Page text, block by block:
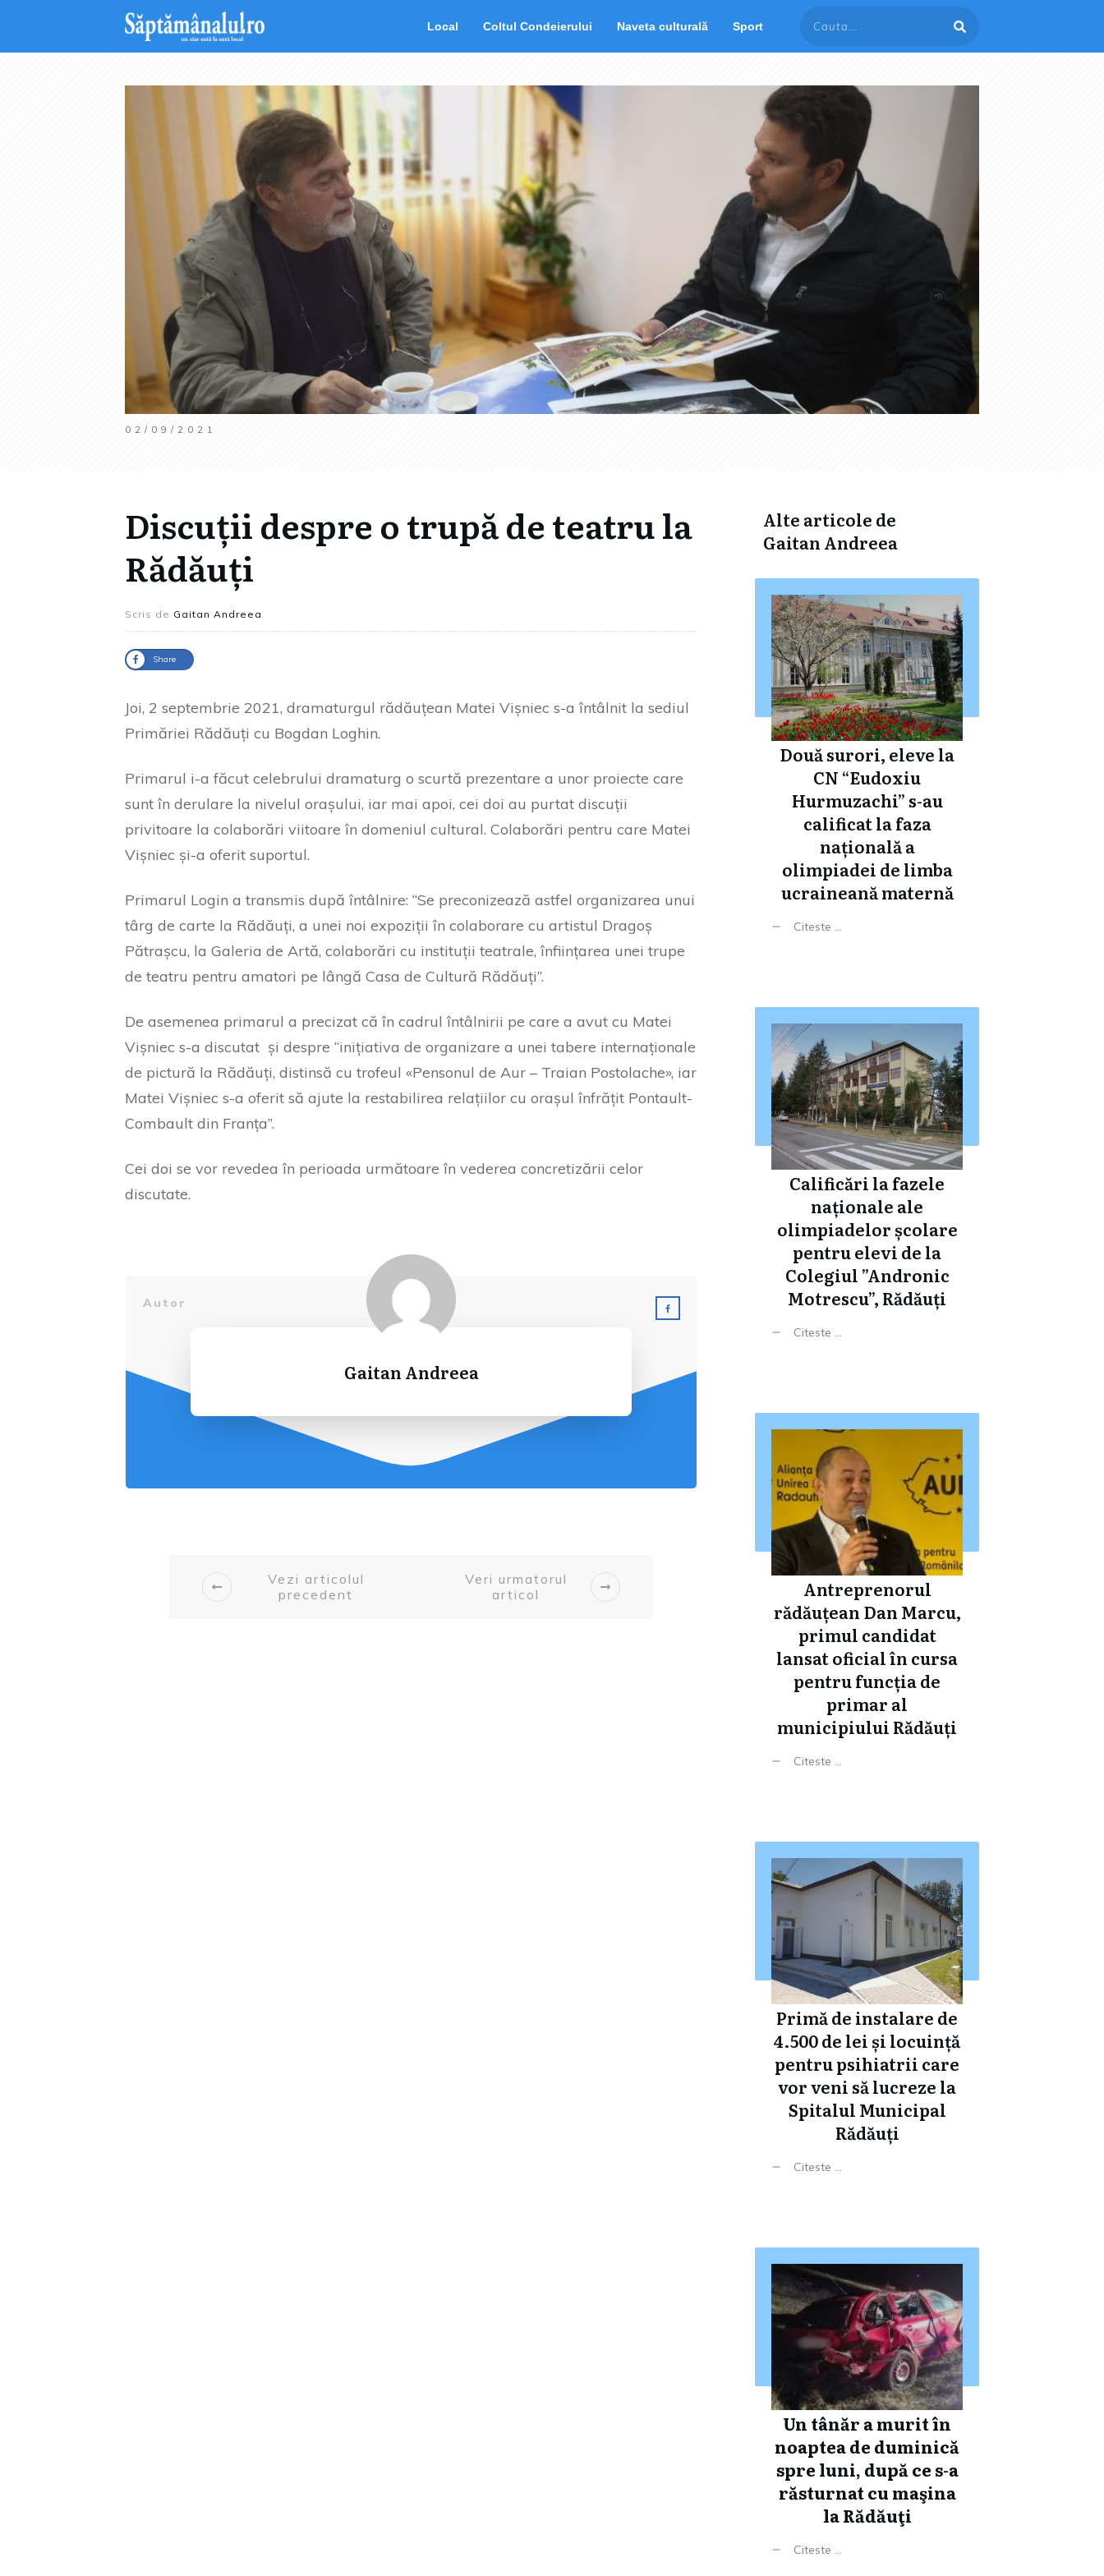
Local Coltul Condeierului Naveta culturală Sport
02/09/2021
Discuții despre o trupă de teatru la
Rădăuți
Scris de Gaitan Andreea
Share
Joi, 2 septembrie 2021, dramaturgul rădăuțean Matei Vișniec s-a întâlnit la sediul
Primăriei Rădăuți cu Bogdan Loghin.
Primarul i-a făcut celebrului dramaturg o scurtă prezentare a unor proiecte care
sunt în derulare la nivelul orașului, iar mai apoi, cei doi au purtat discuții
privitoare la colaborări viitoare în domeniul cultural. Colaborări pentru care Matei
Vișniec și-a oferit suportul.
Primarul Login a transmis după întâlnire: “Se preconizează astfel organizarea unui
târg de carte la Rădăuți, a unei noi expoziții în colaborare cu artistul Dragoș
Pătrașcu, la Galeria de Artă, colaborări cu instituții teatrale, înființarea unei trupe
de teatru pentru amatori pe lângă Casa de Cultură Rădăuți”.
De asemenea primarul a precizat că în cadrul întâlnirii pe care a avut cu Matei
Vișniec s-a discutat și despre “inițiativa de organizare a unei tabere internaționale
de pictură la Rădăuți, distinsă cu trofeul «Pensonul de Aur – Traian Postolache», iar
Matei Vișniec s-a oferit să ajute la restabilirea relațiilor cu orașul înfrățit Pontault-
Combault din Franța”.
Cei doi se vor revedea în perioada următoare în vederea concretizării celor
discutate.
Autor
Gaitan Andreea
Vezi articolul
precedent
Veri urmatorul
articol
Alte articole de
Gaitan Andreea
Două surori, eleve la
CN “Eudoxiu
Hurmuzachi” s-au
calificat la faza
națională a
olimpiadei de limba
ucraineană maternă
Citeste ...
Calificări la fazele
naționale ale
olimpiadelor școlare
pentru elevi de la
Colegiul ”Andronic
Motrescu”, Rădăuți
Citeste ...
Antreprenorul
rădăuțean Dan Marcu,
primul candidat
lansat oficial în cursa
pentru funcția de
primar al
municipiului Rădăuți
Citeste ...
Primă de instalare de
4.500 de lei și locuință
pentru psihiatrii care
vor veni să lucreze la
Spitalul Municipal
Rădăuți
Citeste ...
Un tânăr a murit în
noaptea de duminică
spre luni, după ce s-a
răsturnat cu maşina
la Rădăuţi
Citeste ...